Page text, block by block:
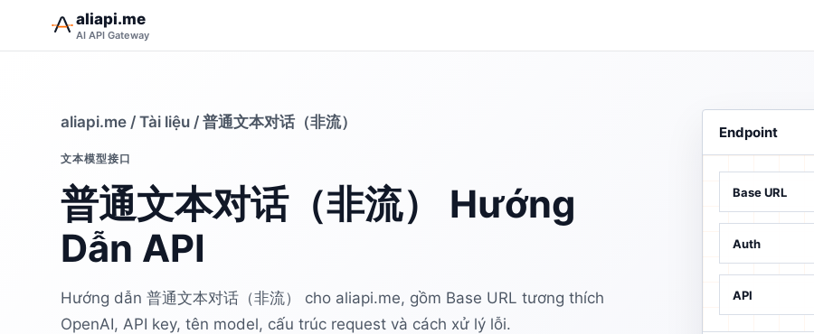
aliapi.me
AI API Gateway
aliapi.me /Tài liệu / 普通文本对话（非流）
文本模型接口
普通文本对话（非流） Hướng
Dẫn API
Hướng dẫn 普通文本对话（非流） cho aliapi.me, gồm Base URL tương thích
OpenAI, API key, tên model, cấu trúc request và cách xử lý lỗi.
Endpoint
Base URL
Auth
API